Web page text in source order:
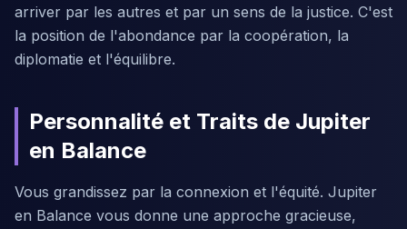
arriver par les autres et par un sens de la justice. C'est
la position de l'abondance par la coopération, la
diplomatie et l'équilibre.
Personnalité et Traits de Jupiter
en Balance
Vous grandissez par la connexion et l'équité. Jupiter
en Balance vous donne une approche gracieuse,